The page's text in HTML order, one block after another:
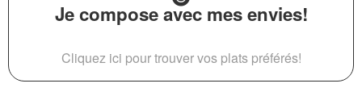
Je compose avec mes envies!
Cliquez ici pour trouver vos plats préférés!